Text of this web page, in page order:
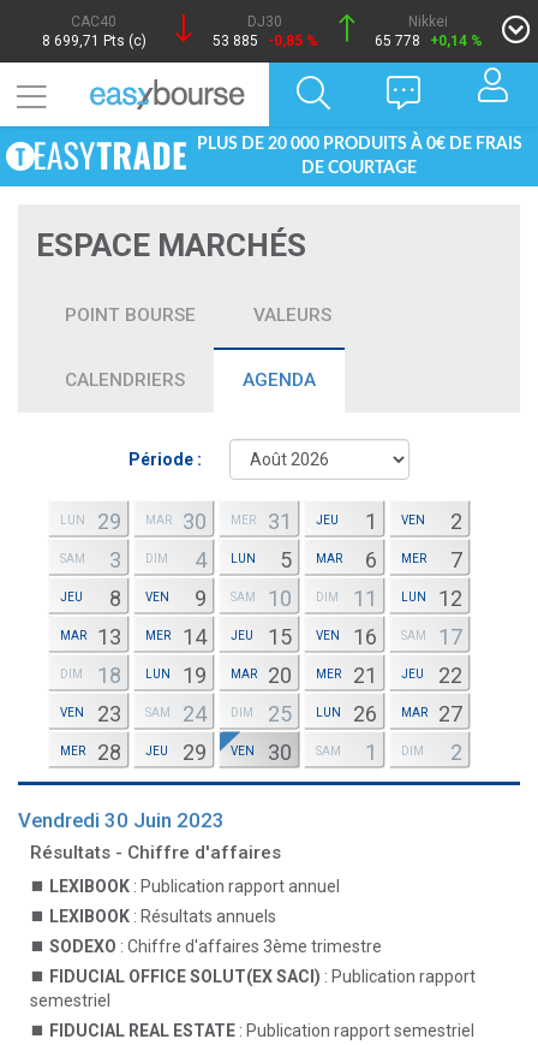
CAC40
8 699,71 Pts (c)
DJ30
53 885
-0,85 %
Nikkei
65 778
+0,14 %
PLUS DE 20 000 PRODUITS À 0€ DE FRAIS
DE COURTAGE
ESPACE MARCHÉS
POINT BOURSE VALEURS
CALENDRIERS AGENDA
Période :
LUN 29 MAR 30 MER 31 JEU 1 VEN 2
SAM 3 DIM 4 LUN 5 MAR 6 MER 7
JEU 8 VEN 9 SAM 10 DIM 11 LUN 12
MAR 13 MER 14 JEU 15 VEN 16 SAM 17
DIM 18 LUN 19 MAR 20 MER 21 JEU 22
VEN 23 SAM 24 DIM 25 LUN 26 MAR 27
MER 28 JEU 29 VEN 30 SAM 1 DIM 2
Vendredi 30 Juin 2023
Résultats - Chiffre d'affaires
LEXIBOOK : Publication rapport annuel
LEXIBOOK : Résultats annuels
SODEXO : Chiffre d'affaires 3ème trimestre
FIDUCIAL OFFICE SOLUT(EX SACI) : Publication rapport
semestriel
FIDUCIAL REAL ESTATE : Publication rapport semestriel